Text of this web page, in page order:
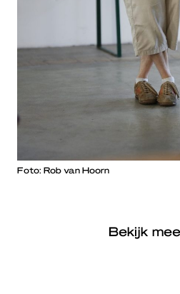
Foto: Rob van Hoorn
Bekijk